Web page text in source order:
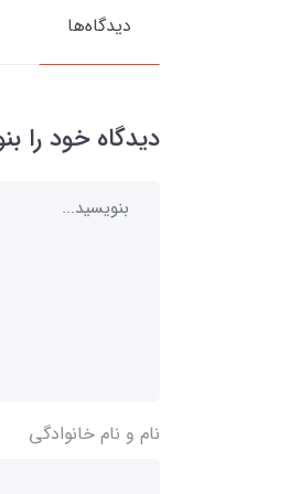
دیدگاه‌ها
دیدگاه خود را
نام و نام خانوادگی